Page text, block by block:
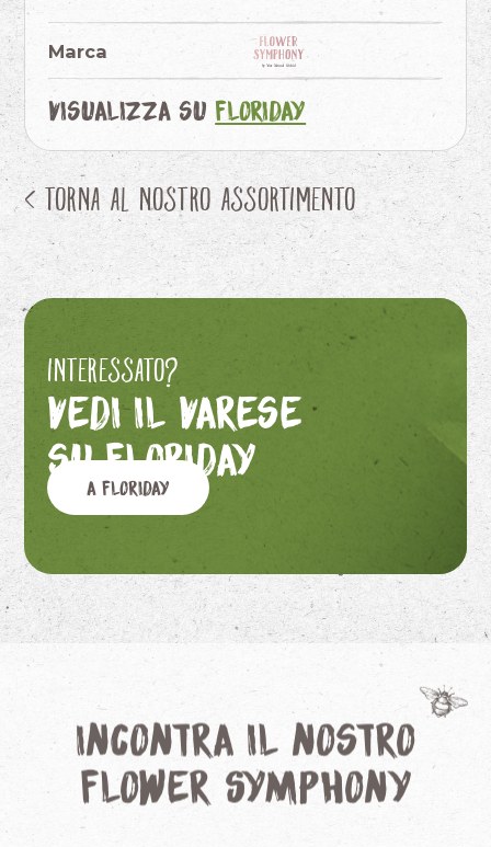
Marca
Visualizza su Floriday
< Torna al nostro assortimento
Interessato?
Vedi il Varese
su Floriday
A Floriday
Incontra il nostro
Flower Symphony